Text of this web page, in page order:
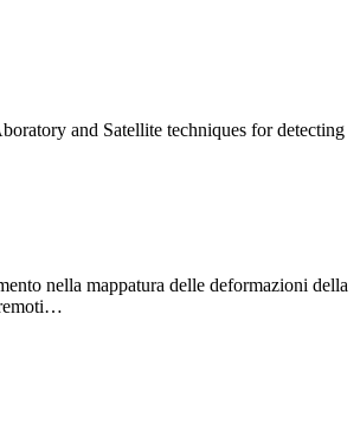
and Satellite techniques for detecting
nella mappatura delle deformazioni della